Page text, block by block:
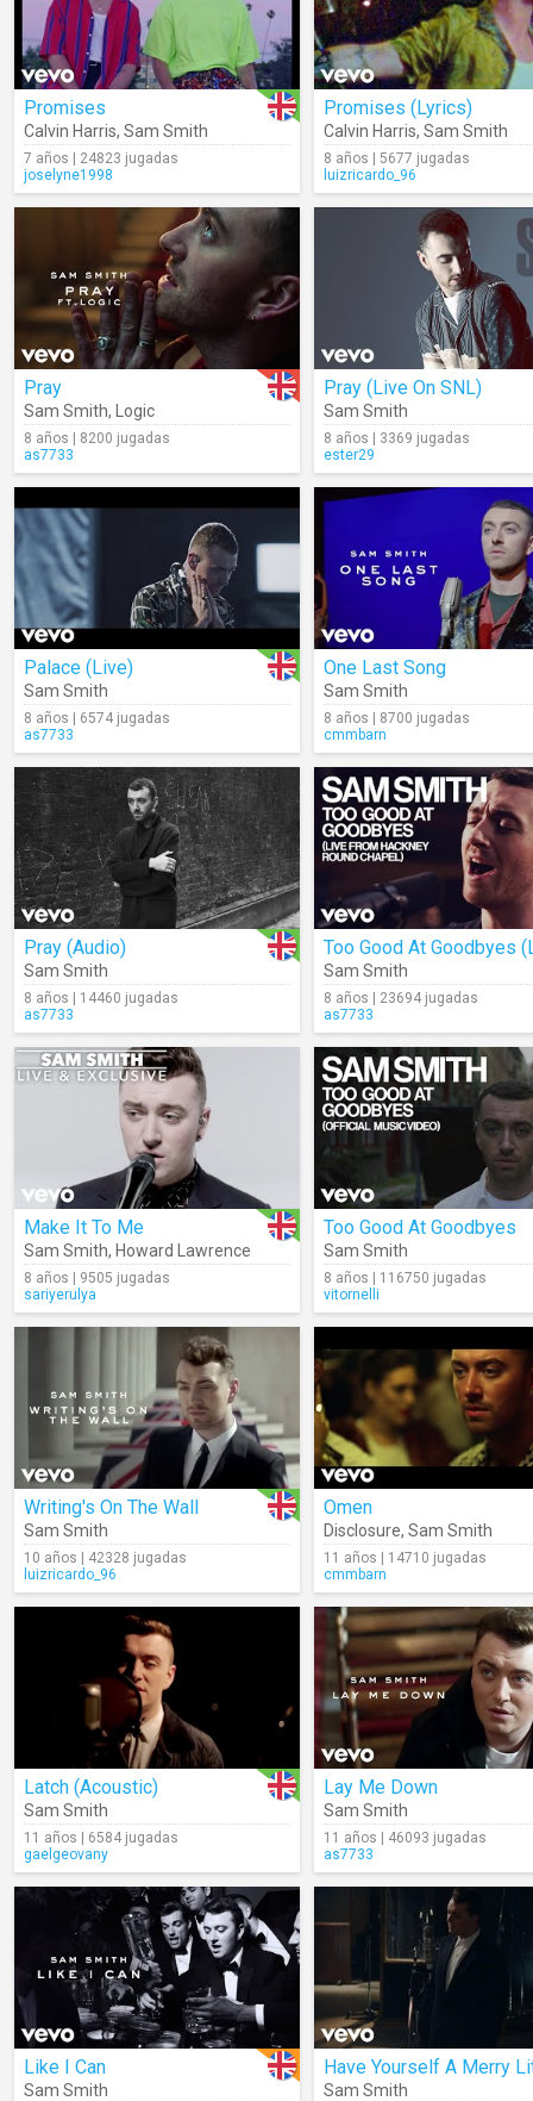
Promises
Calvin Harris, Sam Smith
7 años | 24823 jugadas
joselyne1998
Promises (Lyrics)
Calvin Harris, Sam Smith
8 años | 5677 jugadas
luizricardo_96
Pray
Sam Smith, Logic
8 años | 8200 jugadas
as7733
Pray (Live On SNL)
Sam Smith
8 años | 3369 jugadas
ester29
Palace (Live)
Sam Smith
8 años | 6574 jugadas
as7733
One Last Song
Sam Smith
8 años | 8700 jugadas
cmmbarn
Pray (Audio)
Sam Smith
8 años | 14460 jugadas
as7733
Sam Smith
8 años | 23694 jugadas
as7733
Make It To Me
Sam Smith, Howard Lawrence
8 años | 9505 jugadas
sariyerulya
Too Good At Goodbyes
Sam Smith
8 años | 116750 jugadas
vitornelli
Writing's On The Wall
Sam Smith
10 años | 42328 jugadas
luizricardo_96
Omen
Disclosure, Sam Smith
11 años | 14710 jugadas
cmmbarn
Latch (Acoustic)
Sam Smith
11 años | 6584 jugadas
gaelgeovany
Lay Me Down
Sam Smith
11 años | 46093 jugadas
as7733
Like I Can
Sam Smith Sam Smith